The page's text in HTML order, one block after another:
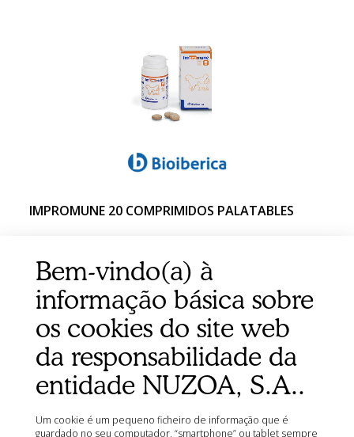
IMPROMUNE 20 COMPRIMIDOS PALATABLES
Bem-vindo(a) à
informação básica sobre
os cookies do site web
da responsabilidade da
entidade NUZOA, S.A..
Um cookie é um pequeno ficheiro de informação que é
guardado no seu computador, “smartphone” ou tablet sempre